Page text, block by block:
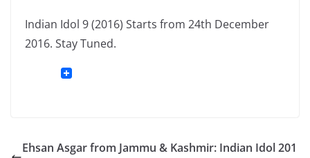
Indian Idol 9 (2016) Starts from 24th December
2016. Stay Tuned.
Ehsan Asgar from Jammu & Kashmir: Indian Idol 201